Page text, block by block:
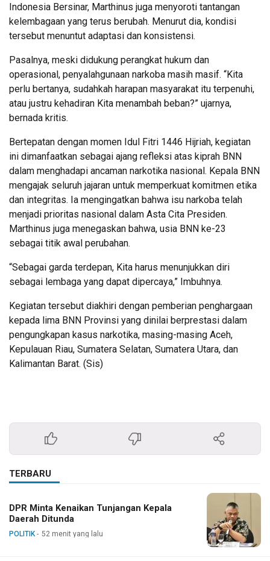
Indonesia Bersinar, Marthinus juga menyoroti tantangan
kelembagaan yang terus berubah. Menurut dia, kondisi
tersebut menuntut adaptasi dan konsistensi.
Pasalnya, meski didukung perangkat hukum dan
operasional, penyalahgunaan narkoba masih masif. “Kita
perlu bertanya, sudahkah harapan masyarakat itu terpenuhi,
atau justru kehadiran Kita menambah beban?” ujarnya,
bernada kritis.
Bertepatan dengan momen Idul Fitri 1446 Hijriah, kegiatan
ini dimanfaatkan sebagai ajang refleksi atas kiprah BNN
dalam menghadapi ancaman narkotika nasional. Kepala BNN
mengajak seluruh jajaran untuk memperkuat komitmen etika
dan integritas. Ia mengingatkan bahwa isu narkoba telah
menjadi prioritas nasional dalam Asta Cita Presiden.
Marthinus juga menegaskan bahwa, usia BNN ke-23
sebagai titik awal perubahan.
“Sebagai garda terdepan, Kita harus menunjukkan diri
sebagai lembaga yang dapat dipercaya,” Imbuhnya.
Kegiatan tersebut diakhiri dengan pemberian penghargaan
kepada lima BNN Provinsi yang dinilai berprestasi dalam
pengungkapan kasus narkotika, masing-masing Aceh,
Kepulauan Riau, Sumatera Selatan, Sumatera Utara, dan
Kalimantan Barat. (Sis)
TERBARU
DPR Minta Kenaikan Tunjangan Kepala
Daerah Ditunda
POLITIK 52 menit yang lalu